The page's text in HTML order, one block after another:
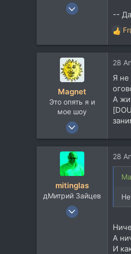
27 Фев 2008
113
Moscow
www.long.ru
--
Р
е
к
и
и
:
Magnet
Это опять я и
мое шоу
3 Июн 2007
3.843
4.264
28
Я не
А
mitinglas
дМитрий Зайцев
19 Ноя 2004
28
А
И